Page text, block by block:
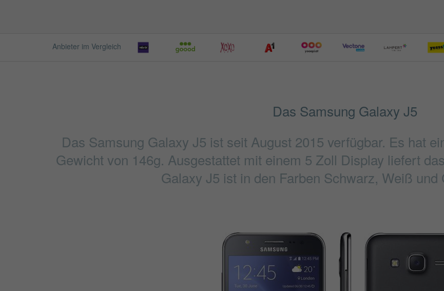
Anbieter im Vergleich
Das Samsung Galaxy J5
Das Samsung Galaxy J5 ist seit August 2015 verfügbar. Es hat
Gewicht von 146g. Ausgestattet mit einem 5 Zoll Display liefert
Galaxy J5 ist in den Farben Schwarz, Weiß und